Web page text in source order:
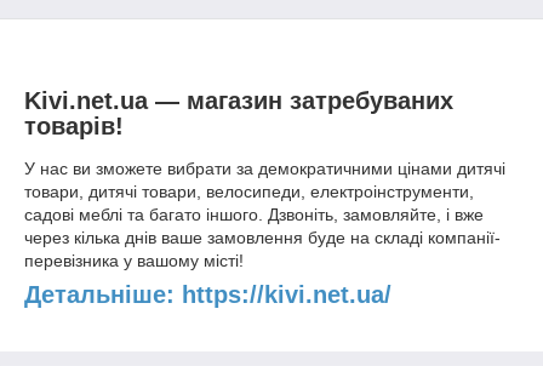
Kivi.net.ua — магазин затребуваних
товарів!
У нас ви зможете вибрати за демократичними цінами дитячі
товари, дитячі товари, велосипеди, електроінструменти,
садові меблі та багато іншого. Дзвоніть, замовляйте, і вже
через кілька днів ваше замовлення буде на складі компанії-
перевізника у вашому місті!
Детальніше: https://kivi.net.ua/